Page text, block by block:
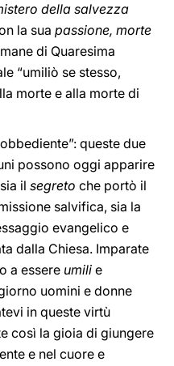
della salvezza
la sua passione, morte
di Quaresima
“umiliò se stesso,
morte e alla morte di
queste due
possono oggi apparire
il segreto che portò il
salvifica, sia la
evangelico e
dalla Chiesa. Imparate
a essere umili e
uomini e donne
in queste virtù
così la gioia di giungere
e nel cuore e